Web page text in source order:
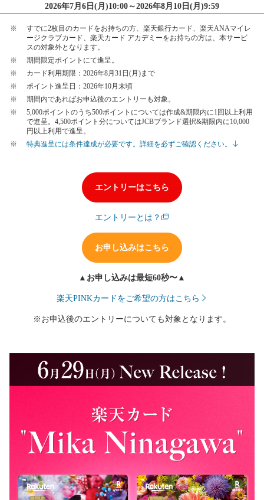
2026年7月6日(月)10:00～2026年8月10日(月)9:59
すでに2枚目のカードをお持ちの方、楽天銀行カード、楽天ANAマイレ
ージクラブカード、楽天カード アカデミーをお持ちの方は、本サービ
スの対象外となります。
期間限定ポイントにて進呈。
カード利用期限：2026年8月31日(月)まで
ポイント進呈日：2026年10月末頃
期間内であればお申込後のエントリーも対象。
5,000ポイントのうち500ポイントについては作成&期限内に1回以上利用
で進呈。4,500ポイント分についてはJCBブランド選択&期限内に10,000
円以上利用で進呈。
特典進呈には条件達成が必要です。詳細を必ずご確認ください。
エントリーはこちら
エントリーとは？
お申し込みはこちら
▲お申し込みは最短60秒〜▲
楽天PINKカードをご希望の方はこちら
※お申込後のエントリーについても対象となります。